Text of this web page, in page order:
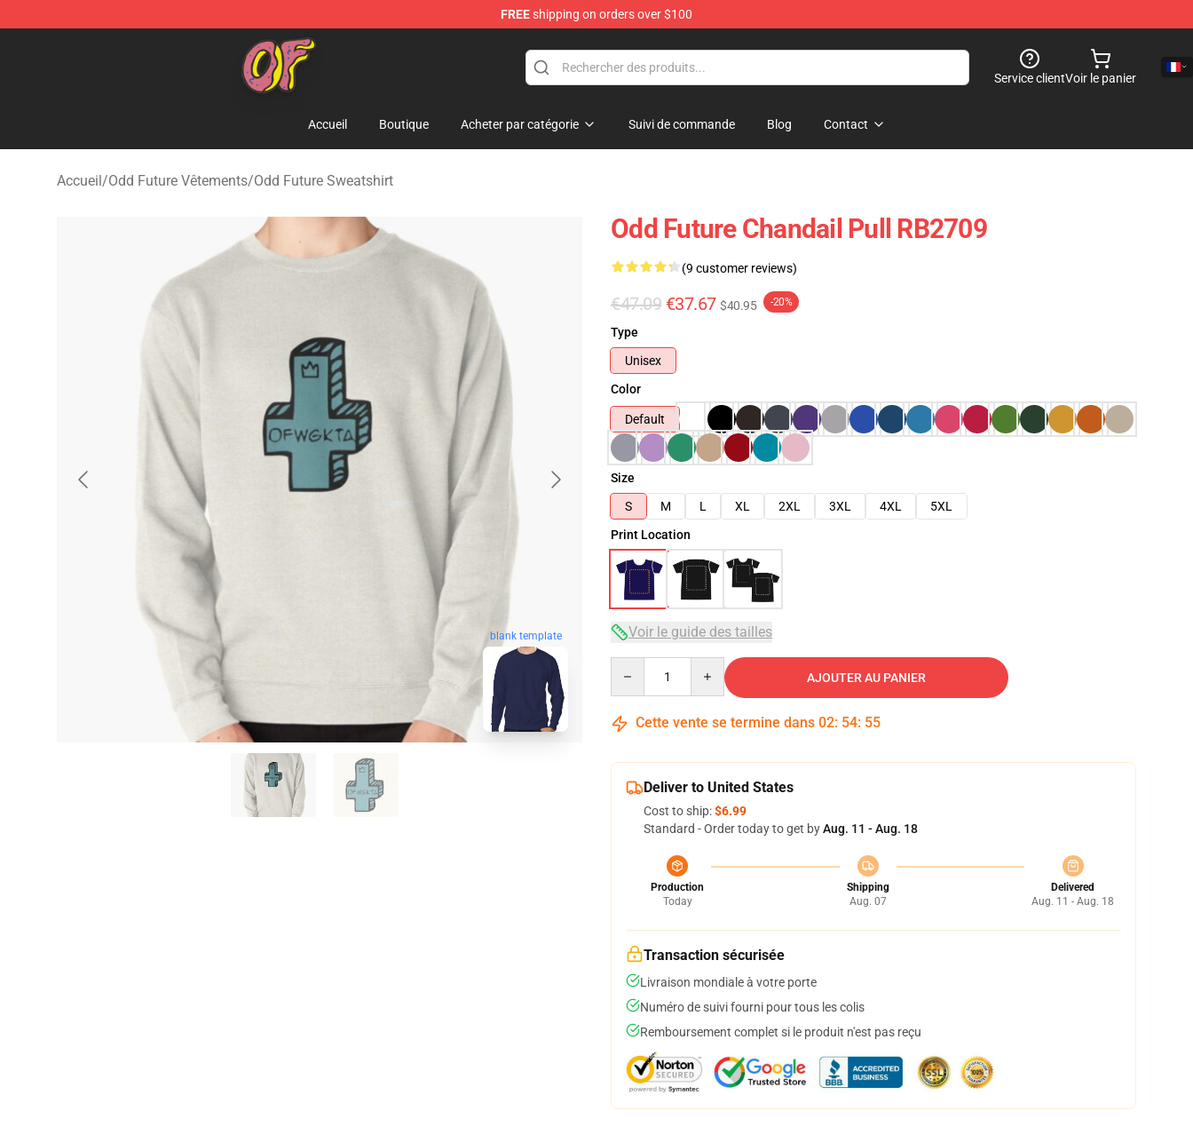
FREEshipping on orders over $100
Odd Future Shop - Official Odd Future Merchandise Store
Service clientVoir le panier
Accueil Boutique Acheter par catégorie Suivi de commande Blog Contact
Accueil/Odd Future Vêtements/Odd Future Sweatshirt
blank template
Odd Future Chandail Pull RB2709
(9 customer reviews)
€47.09 €37.67 $40.95 -20%
Type
Unisex
Color
Default
Size
S
M L XL 2XL 3XL 4XL
5XL
Print Location
Voir le guide des tailles
AJOUTER AU PANIER
Cette vente se termine dans 02: 54: 54
Deliver to United States
Cost to ship:$6.99
Standard - Order today to get byAug. 11 - Aug. 18
Production
Today
Shipping
Aug. 07
Delivered
Aug. 11 - Aug. 18
Transaction sécurisée
Livraison mondiale à votre porte
Numéro de suivi fourni pour tous les colis
Remboursement complet si le produit n'est pas reçu